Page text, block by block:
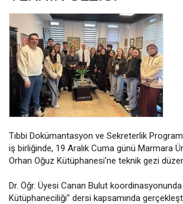
Tıbbi Dokümantasyon ve Sekreterlik
iş birliğinde, 19 Aralık Cuma günü Marmara
Orhan Oğuz Kütüphanesi'ne teknik gezi
Dr. Öğr. Üyesi Canan Bulut koordinasyonunda
Kütüphaneciliği" dersi kapsamında